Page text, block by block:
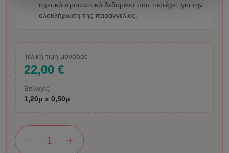
σχετικά προσωπικά δεδομένα που περιέχει, για την
ολοκλήρωση της παραγγελίας.
Τελική τιμή μονάδας
22,00 €
Επιλογές
1,20μ x 0,50μ